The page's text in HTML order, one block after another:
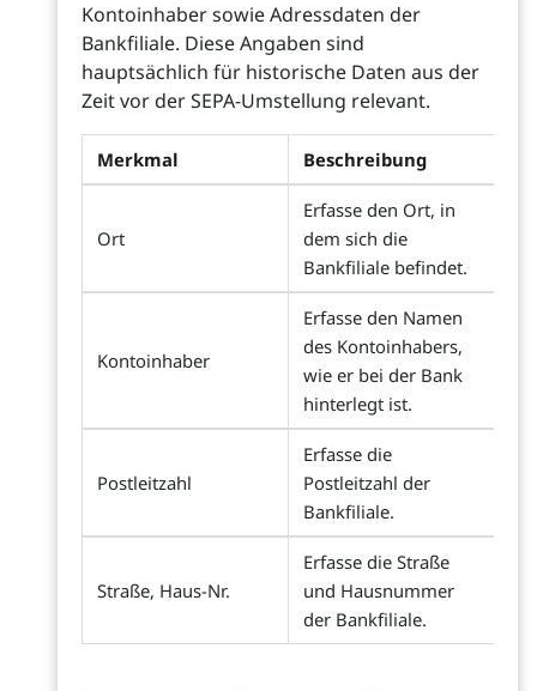
Kontoinhaber sowie Adressdaten der
Bankfiliale. Diese Angaben sind
hauptsächlich für historische Daten aus der
Zeit vor der SEPA-Umstellung relevant.
Merkmal Beschreibung
Ort
Erfasse den Ort, in
dem sich die
Bankfiliale befindet.
Kontoinhaber
Erfasse den Namen
des Kontoinhabers,
wie er bei der Bank
hinterlegt ist.
Postleitzahl
Erfasse die
Postleitzahl der
Bankfiliale.
Straße, Haus-Nr.
Erfasse die Straße
und Hausnummer
der Bankfiliale.